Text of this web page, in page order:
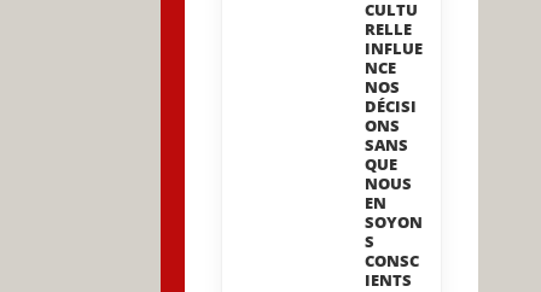
CULTU
RELLE
INFLUE
NCE
NOS
DÉCISI
ONS
SANS
QUE
NOUS
EN
SOYON
S
CONSC
IENTS